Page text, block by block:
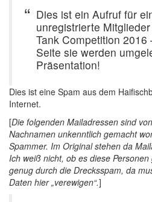
Dies ist ein Aufruf für
unregistrierte
Tank Competition 2016
Seite sie werden
Präsentation!
Dies ist eine Spam aus dem
Internet.
[Die folgenden Mailadressen sind
Nachnamen unkenntlich gemacht
Spammer. Im Original stehen da
Ich weiß nicht, ob es diese
genug durch die Drecksspam, da
Daten hier „verewigen“.]